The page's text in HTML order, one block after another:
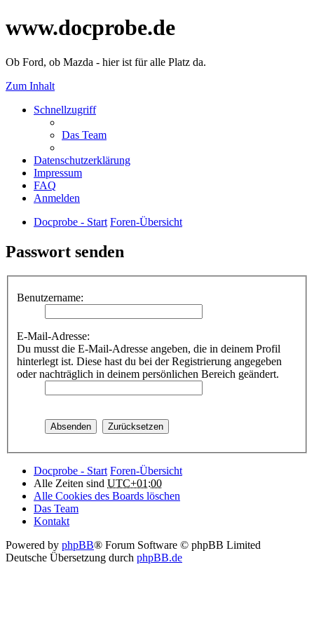
www.docprobe.de
Ob Ford, ob Mazda - hier ist für alle Platz da.
Zum Inhalt
Schnellzugriff
Das Team
Datenschutzerklärung
Impressum
FAQ
Anmelden
Docprobe - Start Foren-Übersicht
Passwort senden
Benutzername:
E-Mail-Adresse:
Du musst die E-Mail-Adresse angeben, die in deinem Profil
hinterlegt ist. Diese hast du bei der Registrierung angegeben
oder nachträglich in deinem persönlichen Bereich geändert.
Docprobe - Start Foren-Übersicht
Alle Zeiten sind UTC+01:00
Alle Cookies des Boards löschen
Das Team
Kontakt
Powered by phpBB® Forum Software © phpBB Limited
Deutsche Übersetzung durch phpBB.de